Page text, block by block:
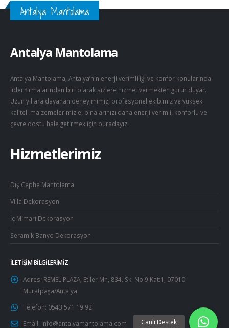
Antalya Mantolama
Antalya Mantolama
Antalya Mantolama, Antalya’nın enerji verimliliği ve konfor konularında
lider firmalarından biri olarak sizlere hizmet vermekten gurur duyar.
Uzun yıllara dayanan deneyimimiz, profesyonel ekibimiz ve yüksek
kaliteli malzemelerimizle, binalarınızı daha enerji verimli, konforlu ve
çevre dostu hale getirmek için buradayız.
Hizmetlerimiz
Dış Cephe Mantolama
Villa Dekorasyon
İç Mimari Dekorasyon
Seramik Banyo Dekorasyon
İLETIŞIM BILGILERIMIZ
Adres: REMEL PLAZA, Etiler Mh, 834. Sk. No:9 Kat:1, 07010
Muratpaşa/Antalya
Telefon: 0543 571 19 92
Email: info@antalyamantolama.com